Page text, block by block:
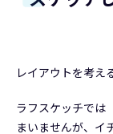
レイアウトを考え
ラフスケッチでは
まいませんが、イ